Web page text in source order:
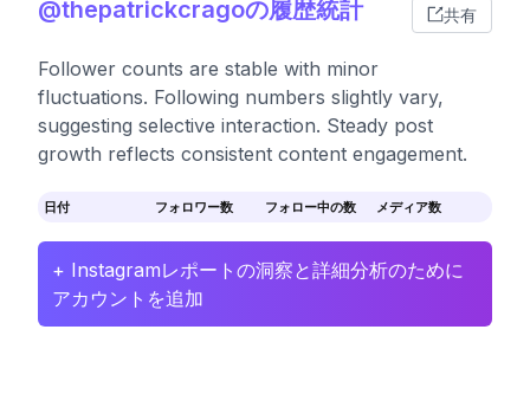
@thepatrickcragoの履歴統計 共有
Follower counts are stable with minor
fluctuations. Following numbers slightly vary,
suggesting selective interaction. Steady post
growth reflects consistent content engagement.
日付 フォロワー数 フォロー中の数 メディア数
+ Instagramレポートの洞察と詳細分析のために
アカウントを追加